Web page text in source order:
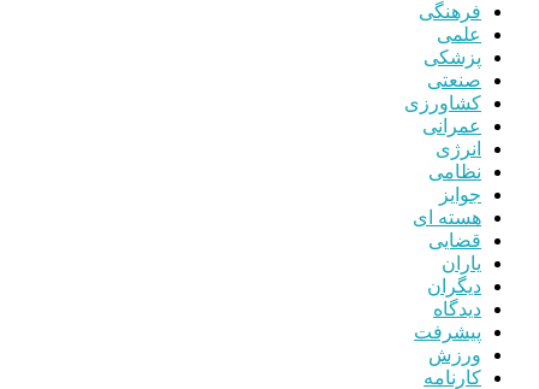
فرهنگی
علمی
پزشکی
صنعتی
کشاورزی
عمرانی
انرژی
نظامی
جوایز
هسته ای
قضایی
یاران
دیگران
دیدگاه
پیشرفت
ورزش
کارنامه